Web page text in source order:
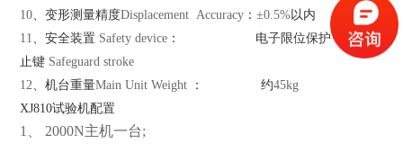
10、变形测量精度Displacement Accuracy ：±0.5%以内
11、安全装置 Safety device ：
电子限位保护，紧急停
止键 Safeguard stroke
12、机台重量Main Unit Weight ： 约45kg
XJ810试验机配置
1、 2000N主机一台;